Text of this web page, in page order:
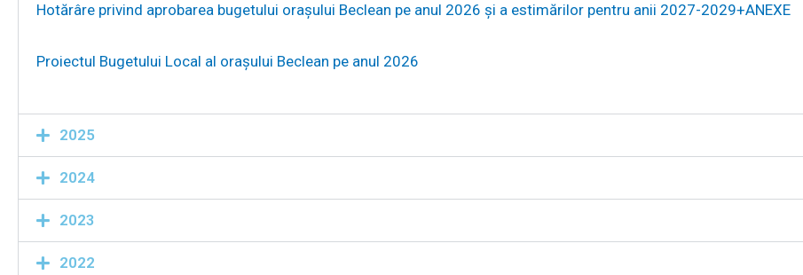
Hotărâre privind aprobarea bugetului orașului Beclean pe anul 2026 și a estimărilor pentru anii 2027-2029+ANEXE
Proiectul Bugetului Local al orașului Beclean pe anul 2026
2025
2024
2023
2022